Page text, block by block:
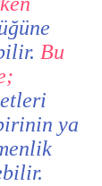
Bu
ya